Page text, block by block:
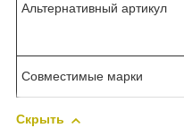
Альтернативный артикул
Совместимые марки
Скрыть